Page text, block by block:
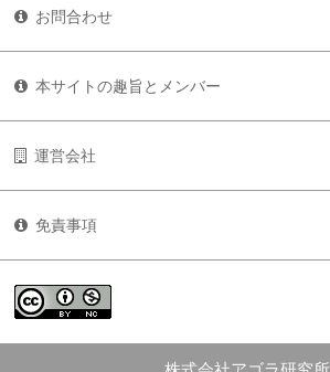
お問合わせ
本サイトの趣旨とメンバー
運営会社
免責事項